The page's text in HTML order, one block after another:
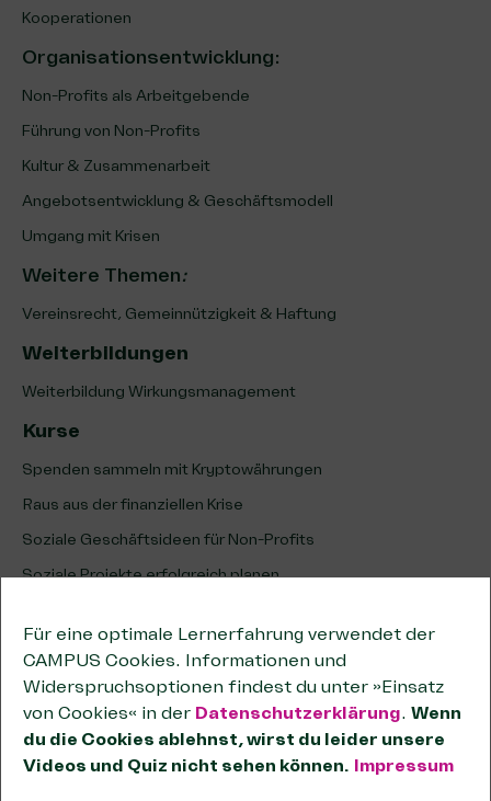
Für eine optimale Lernerfahrung verwendet der
CAMPUS Cookies. Informationen und
Widerspruchsoptionen findest du unter »Einsatz
von Cookies« in der Datenschutzerklärung. Wenn
du die Cookies ablehnst, wirst du leider unsere
Videos und Quiz nicht sehen können. Impressum
Kooperationen
Organisationsentwicklung:
Non-Profits als Arbeitgebende
Führung von Non-Profits
Kultur & Zusammenarbeit
Angebotsentwicklung & Geschäftsmodell
Umgang mit Krisen
Weitere Themen:
Vereinsrecht, Gemeinnützigkeit & Haftung
Weiterbildungen
Weiterbildung Wirkungsmanagement
Kurse
Spenden sammeln mit Kryptowährungen
Raus aus der finanziellen Krise
Soziale Geschäftsideen für Non-Profits
Soziale Projekte erfolgreich planen
Unternehmenskooperationen
Kooperationen wirksam planen
Tipps zum wirtschaftlichen Geschäftsbetrieb
Passende Förderstiftungen finden